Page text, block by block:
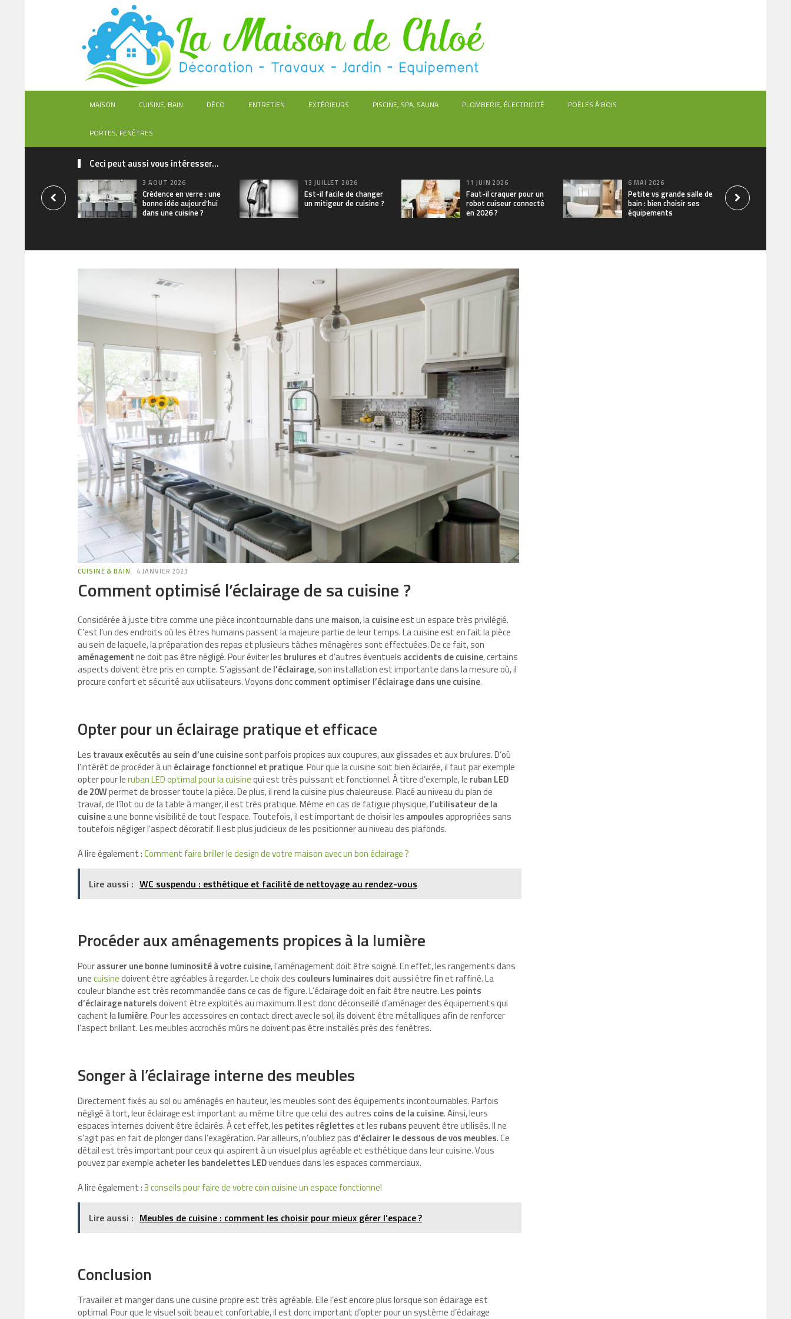
MAISON CUISINE, BAIN DÉCO ENTRETIEN EXTÉRIEURS PISCINE, SPA, SAUNA PLOMBERIE, ÉLECTRICITÉ POÊLES À BOIS
PORTES, FENÊTRES
Ceci peut aussi vous intéresser...
3 AOÛT 2026
Crédence en verre : une
bonne idée aujourd’hui
dans une cuisine ?
13 JUILLET 2026
Est-il facile de changer
un mitigeur de cuisine ?
11 JUIN 2026
Faut-il craquer pour un
robot cuiseur connecté
en 2026 ?
6 MAI 2026
Petite vs grande salle de
bain : bien choisir ses
équipements
CUISINE & BAIN 4 JANVIER 2023
Comment optimisé l’éclairage de sa cuisine ?
Considérée à juste titre comme une pièce incontournable dans une maison, lacuisineest un espace très privilégié.
C’est l’un des endroits où les êtres humains passent la majeure partie de leur temps. La cuisine est en fait la pièce
au sein de laquelle, la préparation des repas et plusieurs tâches ménagères sont effectuées. De ce fait, son
aménagementne doit pas être négligé. Pour éviter les brulureset d’autres éventuels accidents de cuisine, certains
aspects doivent être pris en compte. S’agissant de l’éclairage, son installation est importante dans la mesure où, il
procure confort et sécurité aux utilisateurs. Voyons donccomment optimiser l’éclairage dans une cuisine.
Opter pour un éclairage pratique et efficace
Les travaux exécutés au sein d’une cuisinesont parfois propices aux coupures, aux glissades et aux brulures. D’où
l’intérêt de procéder à un éclairage fonctionnel et pratique. Pour que la cuisine soit bien éclairée, il faut par exemple
opter pour leruban LED optimal pour la cuisinequi est très puissant et fonctionnel. À titre d’exemple, le ruban LED
de 20Wpermet de brosser toute la pièce. De plus, il rend la cuisine plus chaleureuse. Placé au niveau du plan de
travail, de l’îlot ou de la table à manger, il est très pratique. Même en cas de fatigue physique,l’utilisateur de la
cuisinea une bonne visibilité de tout l’espace. Toutefois, il est important de choisir les ampoules appropriées sans
toutefois négliger l’aspect décoratif. Il est plus judicieux de les positionner au niveau des plafonds.
A lire également :Comment faire briller le design de votre maison avec un bon éclairage ?
Lire aussi : WC suspendu : esthétique et facilité de nettoyage au rendez-vous
Procéder aux aménagements propices à la lumière
Pourassurer une bonne luminosité à votre cuisine, l’aménagement doit être soigné. En effet, les rangements dans
unecuisinedoivent être agréables à regarder. Le choix des couleurs luminairesdoit aussi être fin et raffiné. La
couleur blanche est très recommandée dans ce cas de figure. L’éclairage doit en fait être neutre. Les points
d’éclairage naturelsdoivent être exploités au maximum. Il est donc déconseillé d’aménager des équipements qui
cachent lalumière. Pour les accessoires en contact direct avec le sol, ils doivent être métalliques afin de renforcer
l’aspect brillant. Les meubles accrochés mûrs ne doivent pas être installés près des fenêtres.
Songer à l’éclairage interne des meubles
Directement fixés au sol ou aménagés en hauteur, les meubles sont des équipements incontournables. Parfois
négligé à tort, leur éclairage est important au même titre que celui des autres coins de la cuisine. Ainsi, leurs
espaces internes doivent être éclairés. À cet effet, les petites régletteset les rubanspeuvent être utilisés. Il ne
s’agit pas en fait de plonger dans l’exagération. Par ailleurs, n’oubliez pas d’éclairer le dessous de vos meubles. Ce
détail est très important pour ceux qui aspirent à un visuel plus agréable et esthétique dans leur cuisine. Vous
pouvez par exemple acheter les bandelettes LEDvendues dans les espaces commerciaux.
A lire également :3 conseils pour faire de votre coin cuisine un espace fonctionnel
Lire aussi : Meubles de cuisine : comment les choisir pour mieux gérer l’espace ?
Conclusion
Travailler et manger dans une cuisine propre est très agréable. Elle l’est encore plus lorsque son éclairage est
optimal. Pour que le visuel soit beau et confortable, il est donc important d’opter pour un système d’éclairage